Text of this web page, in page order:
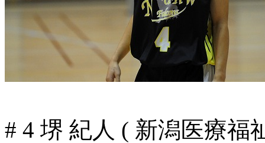
# 4 堺 紀人 ( 新潟医療福